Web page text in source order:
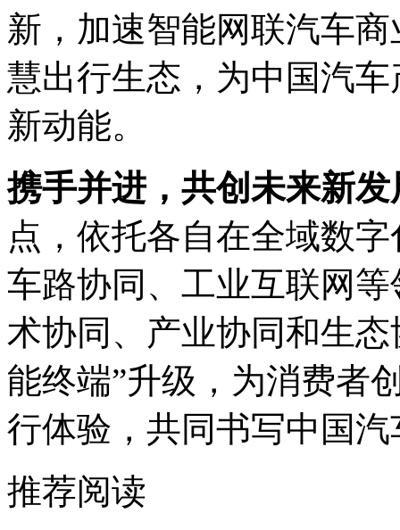
新，加速智能网联汽车
慧出行生态，为中国
新动能。
携手并进，共创未来新
点，依托各自在全域数
车路协同、工业互联网
术协同、产业协同和生
能终端”升级，为消费者
行体验，共同书写中
推荐阅读